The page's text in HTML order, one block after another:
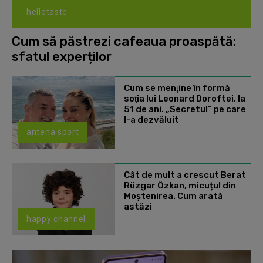
hellotaste
Cum să păstrezi cafeaua proaspătă:
sfatul experților
antena sport
Cum se menţine în formă
soţia lui Leonard Doroftei, la
51 de ani. „Secretul” pe care
l-a dezvăluit
happy channel
Cât de mult a crescut Berat
Rüzgar Özkan, micuțul din
Moștenirea. Cum arată
astăzi